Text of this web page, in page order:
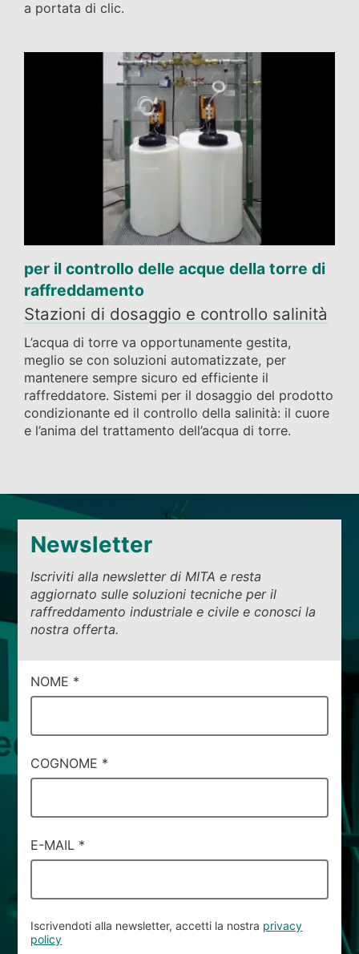
a portata di clic.
per il controllo delle acque della torre di
raffreddamento
Stazioni di dosaggio e controllo salinità
L’acqua di torre va opportunamente gestita,
meglio se con soluzioni automatizzate, per
mantenere sempre sicuro ed efficiente il
raffreddatore. Sistemi per il dosaggio del prodotto
condizionante ed il controllo della salinità: il cuore
e l’anima del trattamento dell’acqua di torre.
Newsletter
Iscriviti alla newsletter di MITA e resta
aggiornato sulle soluzioni tecniche per il
raffreddamento industriale e civile e conosci la
nostra offerta.
CAMPI
DI
#71
NOME *
COGNOME *
E-MAIL *
Iscrivendoti alla newsletter, accetti la nostra privacy
policy